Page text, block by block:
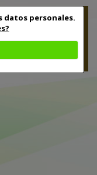
datos personales.